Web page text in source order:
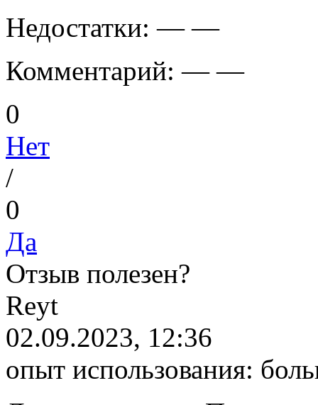
Недостатки: — —
Комментарий: — —
0
Нет
/
0
Да
Отзыв полезен?
Reyt
02.09.2023, 12:36
опыт использования: